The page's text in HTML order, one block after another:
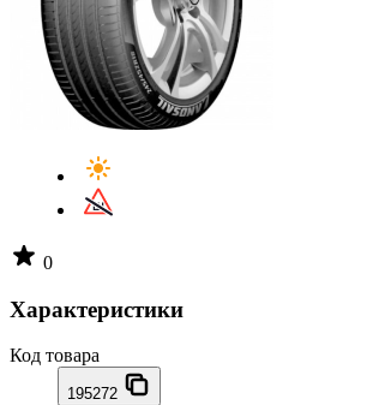
0
Характеристики
Код товара
195272